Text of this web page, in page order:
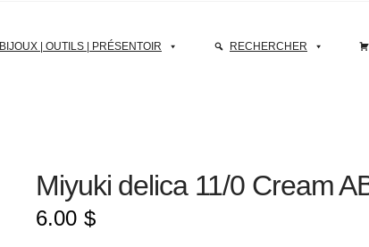
BIJOUX | OUTILS | PRÉSENTOIR RECHERCHER
Miyuki delica 11/0 Cream
6.00 $